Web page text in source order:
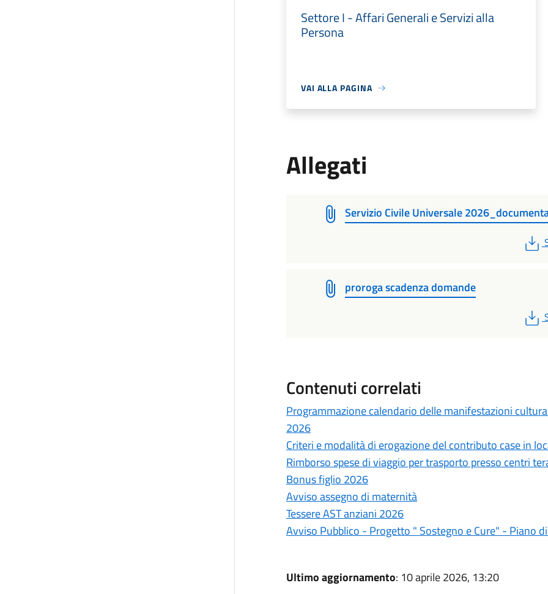
Settore I - Affari Generali e Servizi alla
Persona
VAI ALLA PAGINA
Allegati
Servizio Civile Universale
proroga scadenza domande
Contenuti correlati
Programmazione calendario delle manifestazioni
2026
Criteri e modalità di erogazione del contributo case in
Rimborso spese di viaggio per trasporto presso centri
Bonus figlio 2026
Avviso assegno di maternità
Tessere AST anziani 2026
Avviso Pubblico - Progetto " Sostegno e Cure" - Piano
Ultimo aggiornamento: 10 aprile 2026, 13:20